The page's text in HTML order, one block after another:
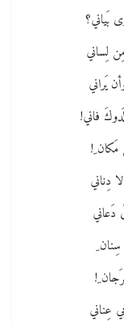
بَياني؟
لِساني
يَراني
فاني!
مَكان ِ!
دِناني
دَعاني
ِ!
عِناني